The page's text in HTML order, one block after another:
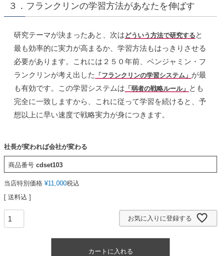
３．フランクリンの学習方法があなたを伸ばす
研究テーマが決まったあと、次は どういう方法で研究する と
最も効率的に実力が高まるか、学習方法もはっきりさせる
必要があります。これには２５０年前、ベンジャミン・フ
ランクリンが考え出した 「フランクリンの学習システム」 が最
も有効です。この学習システムは 「弱者の戦略ルール」 とも
完全に一致しますから、これに従って学習を続けると、予
想以上に早い速度で戦略実力が身につきます。
社長が変われば会社が変わる
商品番号 cdset103
当店特別価格 ¥11,000税込
送料込
お気に入りに登録する
カートに入れる